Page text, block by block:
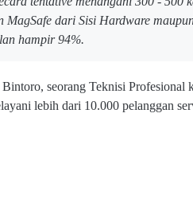
dari Sisi Hardware
hampir 94%.
seorang Teknisi Profesional
lebih dari 10.000 pelanggan